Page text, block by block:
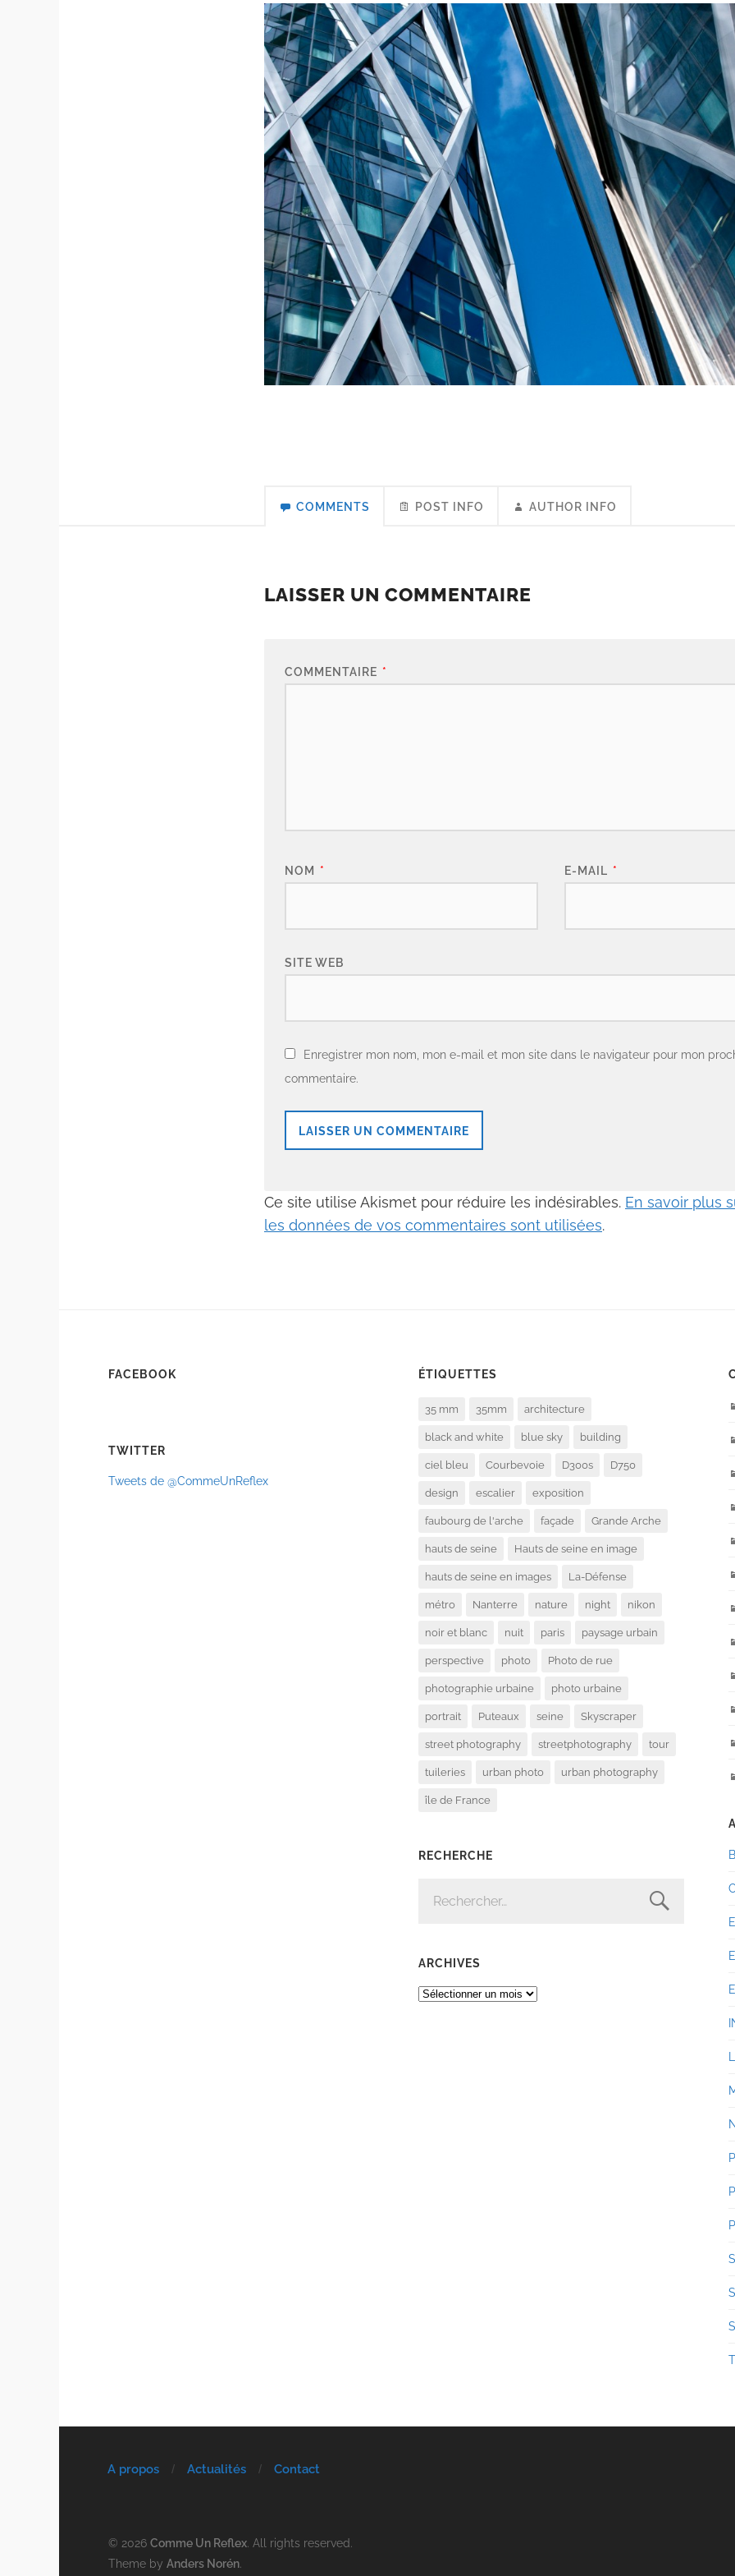
COMMENTS POST INFO AUTHOR INFO
LAISSER UN COMMENTAIRE
COMMENTAIRE *
NOM * E-MAIL *
SITE WEB
Enregistrer mon nom, mon e-mail et mon site dans le navigateur pour mon
commentaire.
Ce site utilise Akismet pour réduire les indésirables. En savoir plus
les données de vos commentaires sont utilisées.
FACEBOOK
TWITTER
Tweets de @CommeUnReflex
ÉTIQUETTES
35 mm 35mm architecture
black and white blue sky building
ciel bleu Courbevoie D300s D750
design escalier exposition
faubourg de l'arche façade Grande Arche
hauts de seine Hauts de seine en image
hauts de seine en images La-Défense
métro Nanterre nature night nikon
noir et blanc nuit paris paysage urbain
perspective photo Photo de rue
photographie urbaine photo urbaine
portrait Puteaux seine Skyscraper
street photography streetphotography tour
tuileries urban photo urban photography
île de France
RECHERCHE
ARCHIVES
ARCHIVES
A propos Actualités Contact
© 2026 Comme Un Reflex . All rights reserved.
Theme by Anders Norén